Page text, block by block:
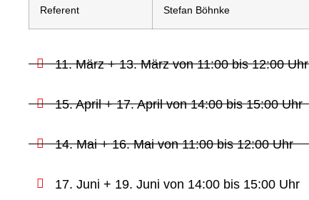
Referent Stefan Böhnke
11. März + 13. März von 11:00 bis 12:00 Uhr
15. April + 17. April von 14:00 bis 15:00 Uhr
14. Mai + 16. Mai von 11:00 bis 12:00 Uhr
17. Juni + 19. Juni von 14:00 bis 15:00 Uhr